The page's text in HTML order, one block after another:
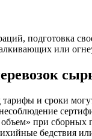
подготовка
или
и сроки
при сборных
бедствия